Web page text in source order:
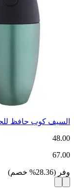
السيف كوب حافظ
48.00
67.00
وفر (
28.36
% خصم)